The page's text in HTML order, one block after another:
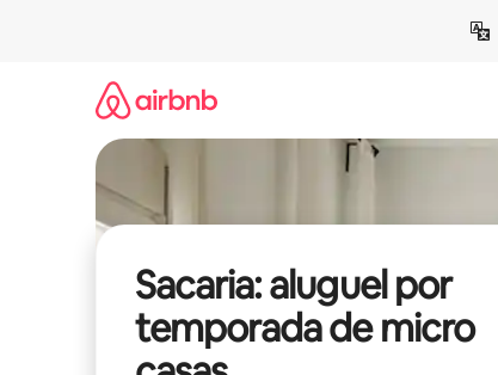
Sacaria: aluguel por
temporada de micro